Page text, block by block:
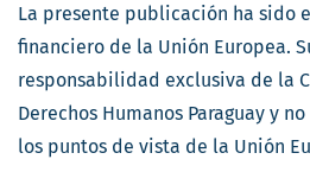
La presente publicación ha sido
financiero de la Unión Europea.
responsabilidad exclusiva de la
Derechos Humanos Paraguay y
los puntos de vista de la Unión